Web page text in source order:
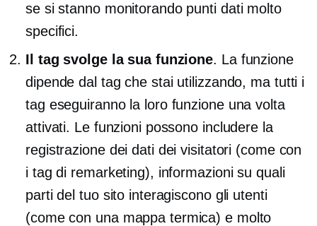
se si stanno monitorando punti dati molto
specifici.
Il tag svolge la sua funzione. La funzione
dipende dal tag che stai utilizzando, ma tutti i
tag eseguiranno la loro funzione una volta
attivati. Le funzioni possono includere la
registrazione dei dati dei visitatori (come con
i tag di remarketing), informazioni su quali
parti del tuo sito interagiscono gli utenti
(come con una mappa termica) e molto